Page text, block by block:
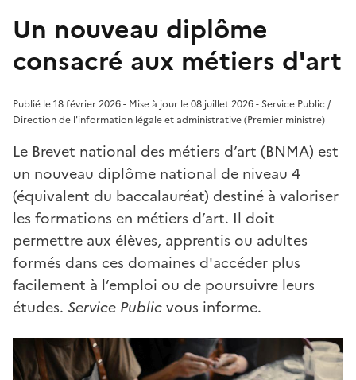
Un nouveau diplôme
consacré aux métiers d'art
Publié le 18 février 2026 - Mise à jour le 08 juillet 2026 - Service Public /
Direction de l'information légale et administrative (Premier ministre)
Le Brevet national des métiers d’art (BNMA) est
un nouveau diplôme national de niveau 4
(équivalent du baccalauréat) destiné à valoriser
les formations en métiers d’art. Il doit
permettre aux élèves, apprentis ou adultes
formés dans ces domaines d'accéder plus
facilement à l’emploi ou de poursuivre leurs
études. Service Publicvous informe.